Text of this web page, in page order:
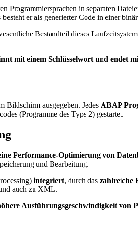
Programmiersprachen in separaten
besteht er als generierter Code in einer
Bestandteil dieses
mit einem Schlüsselwort und endet
Bildschirm ausgegeben. Jedes ABAP
(Programme des Typs 2) gestartet.
Performance-Optimierung von
und Bearbeitung.
integriert, durch das zahlreiche
auch zu XML.
Ausführungsgeschwindigkeit von